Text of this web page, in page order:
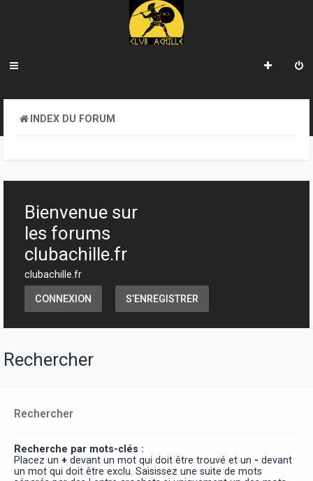
INDEX DU FORUM
Bienvenue sur
les forums
clubachille.fr
clubachille.fr
CONNEXION S’ENREGISTRER
Rechercher
Rechercher
Recherche par mots-clés :
Placez un + devant un mot qui doit être trouvé et un - devant
un mot qui doit être exclu. Saisissez une suite de mots